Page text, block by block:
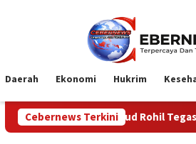
Daerah Ekonomi Hukrim
Cebernews Terkini
Disdikbud Rohil Tegaskan Komitmen